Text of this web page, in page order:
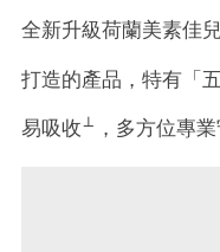
全新升級荷蘭美素佳兒
打造的產品，特有「
易吸收 ⊥ ，多方位專